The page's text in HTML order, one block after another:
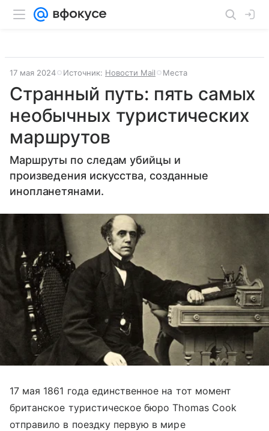
17 мая 2024 Источник: Новости Mail Места
Странный путь: пять самых
необычных туристических
маршрутов
Маршруты по следам убийцы и
произведения искусства, созданные
инопланетянами.
17 мая 1861 года единственное на тот момент
британское туристическое бюро Thomas Cook
отправило в поездку первую в мире